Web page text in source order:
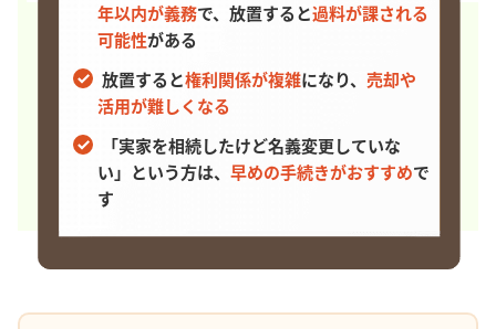
年以内が義務で、 放置すると過料が課される
可能性がある
放置すると権利関係が複雑になり、 売却や
活用が難しくなる
「実家を相続したけど名義変更していな
い」という方は、 早めの手続きがおすすめで
す